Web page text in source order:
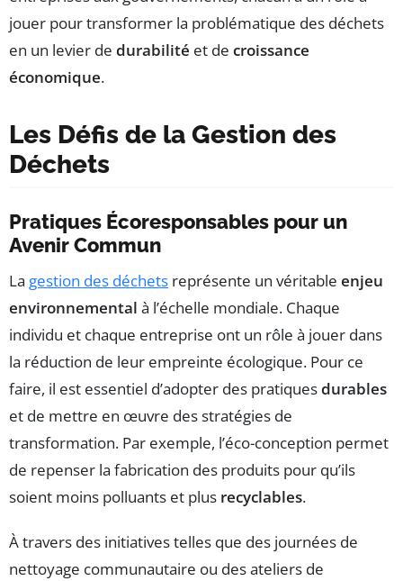
jouer pour transformer la problématique des déchets
en un levier de durabilité et de croissance
économique.
Les Défis de la Gestion des
Déchets
Pratiques Écoresponsables pour un
Avenir Commun
La gestion des déchets représente un véritable enjeu
environnemental à l’échelle mondiale. Chaque
individu et chaque entreprise ont un rôle à jouer dans
la réduction de leur empreinte écologique. Pour ce
faire, il est essentiel d’adopter des pratiquesdurables
et de mettre en œuvre des stratégies de
transformation. Par exemple, l’éco-conception permet
de repenser la fabrication des produits pour qu’ils
soient moins polluants et plus recyclables.
À travers des initiatives telles que des journées de
nettoyage communautaire ou des ateliers de